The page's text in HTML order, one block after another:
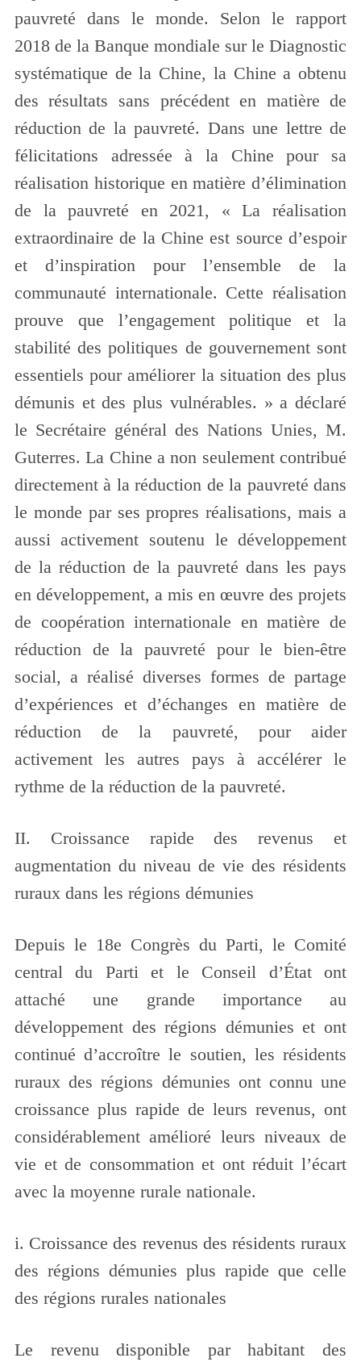
pauvreté dans le monde. Selon le rapport
2018 de la Banque mondiale sur le Diagnostic
systématique de la Chine, la Chine a obtenu
des résultats sans précédent en matière de
réduction de la pauvreté. Dans une lettre de
félicitations adressée à la Chine pour sa
réalisation historique en matière d’élimination
de la pauvreté en 2021, « La réalisation
extraordinaire de la Chine est source d’espoir
et d’inspiration pour l’ensemble de la
communauté internationale. Cette réalisation
prouve que l’engagement politique et la
stabilité des politiques de gouvernement sont
essentiels pour améliorer la situation des plus
démunis et des plus vulnérables. » a déclaré
le Secrétaire général des Nations Unies, M.
Guterres. La Chine a non seulement contribué
directement à la réduction de la pauvreté dans
le monde par ses propres réalisations, mais a
aussi activement soutenu le développement
de la réduction de la pauvreté dans les pays
en développement, a mis en œuvre des projets
de coopération internationale en matière de
réduction de la pauvreté pour le bien-être
social, a réalisé diverses formes de partage
d’expériences et d’échanges en matière de
réduction de la pauvreté, pour aider
activement les autres pays à accélérer le
rythme de la réduction de la pauvreté.
II. Croissance rapide des revenus et
augmentation du niveau de vie des résidents
ruraux dans les régions démunies
Depuis le 18e Congrès du Parti, le Comité
central du Parti et le Conseil d’État ont
attaché une grande importance au
développement des régions démunies et ont
continué d’accroître le soutien, les résidents
ruraux des régions démunies ont connu une
croissance plus rapide de leurs revenus, ont
considérablement amélioré leurs niveaux de
vie et de consommation et ont réduit l’écart
avec la moyenne rurale nationale.
i. Croissance des revenus des résidents ruraux
des régions démunies plus rapide que celle
des régions rurales nationales
Le revenu disponible par habitant des